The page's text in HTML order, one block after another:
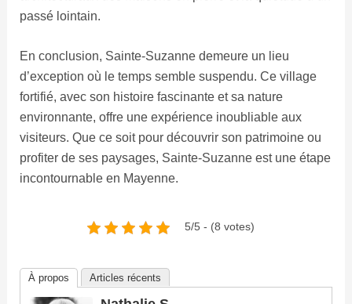
passé lointain.
En conclusion, Sainte-Suzanne demeure un lieu
d’exception où le temps semble suspendu. Ce village
fortifié, avec son histoire fascinante et sa nature
environnante, offre une expérience inoubliable aux
visiteurs. Que ce soit pour découvrir son patrimoine ou
profiter de ses paysages, Sainte-Suzanne est une étape
incontournable en Mayenne.
5/5 - (8 votes)
À propos Articles récents